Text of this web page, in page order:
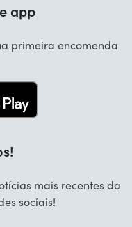
app
primeira encomenda
mais recentes da
sociais!